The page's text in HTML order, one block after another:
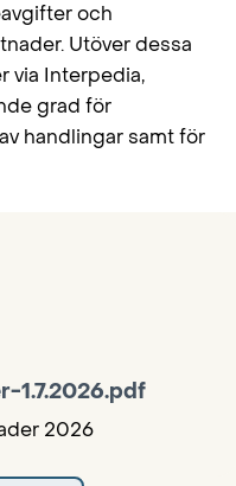
och
Utöver dessa
via Interpedia,
grad för
handlingar samt för
1.7.2026.pdf
2026